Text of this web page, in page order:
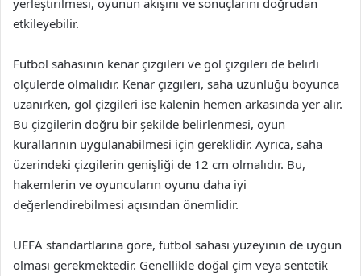
yerleştirilmesi, oyunun akışını ve sonuçlarını doğrudan
etkileyebilir.
Futbol sahasının kenar çizgileri ve gol çizgileri de belirli
ölçülerde olmalıdır. Kenar çizgileri, saha uzunluğu boyunca
uzanırken, gol çizgileri ise kalenin hemen arkasında yer alır.
Bu çizgilerin doğru bir şekilde belirlenmesi, oyun
kurallarının uygulanabilmesi için gereklidir. Ayrıca, saha
üzerindeki çizgilerin genişliği de 12 cm olmalıdır. Bu,
hakemlerin ve oyuncuların oyunu daha iyi
değerlendirebilmesi açısından önemlidir.
UEFA standartlarına göre, futbol sahası yüzeyinin de uygun
olması gerekmektedir. Genellikle doğal çim veya sentetik